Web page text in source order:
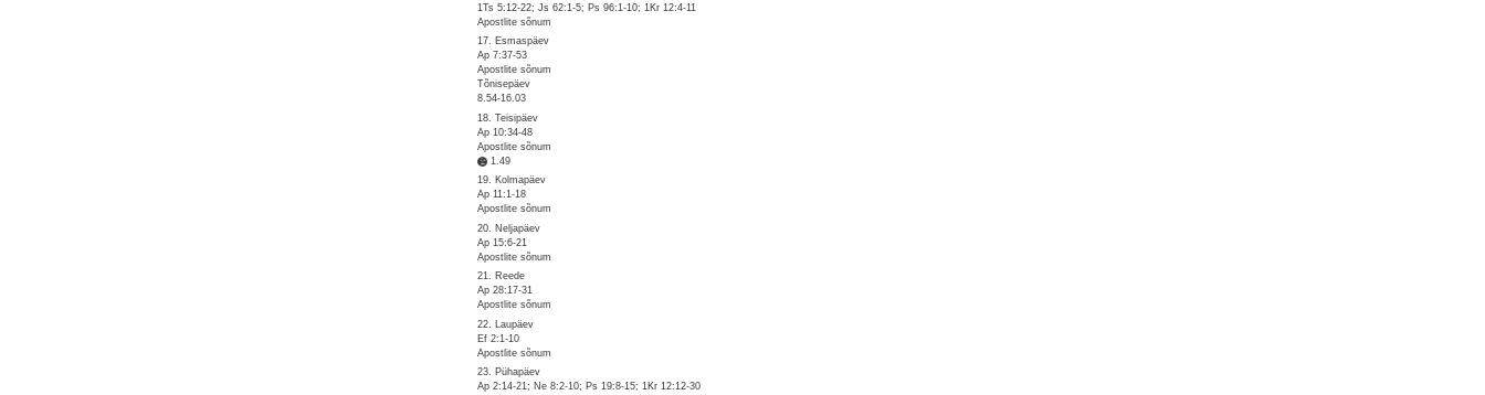
1Ts 5:12-22; Js 62:1-5; Ps 96:1-10; 1Kr 12:4-11
Apostlite sõnum
17. Esmaspäev
Ap 7:37-53
Apostlite sõnum
Tõnisepäev
8.54-16.03
18. Teisipäev
Ap 10:34-48
Apostlite sõnum
1.49
19. Kolmapäev
Ap 11:1-18
Apostlite sõnum
20. Neljapäev
Ap 15:6-21
Apostlite sõnum
21. Reede
Ap 28:17-31
Apostlite sõnum
22. Laupäev
Ef 2:1-10
Apostlite sõnum
23. Pühapäev
Ap 2:14-21; Ne 8:2-10; Ps 19:8-15; 1Kr 12:12-30